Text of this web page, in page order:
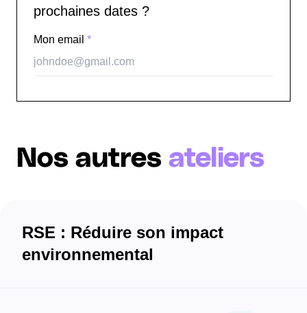
prochaines dates ?
Mon email *
Nos autres ateliers
RSE : Réduire son impact
environnemental